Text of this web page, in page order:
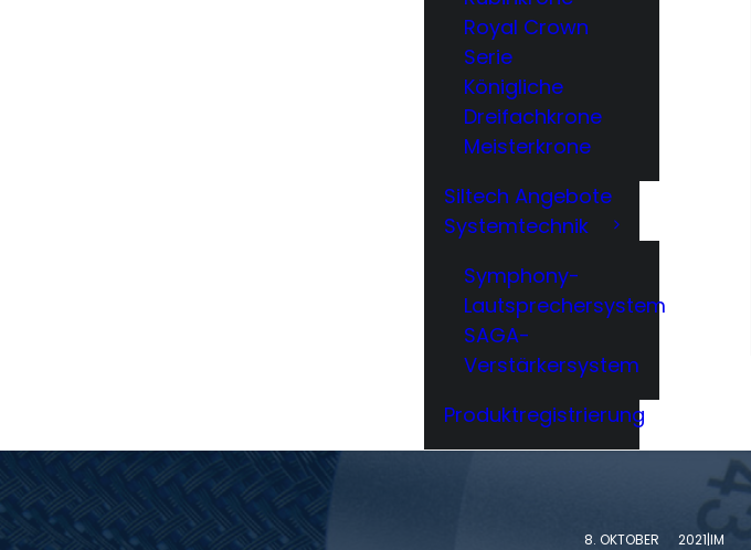
Royal Crown
Serie
Königliche
Dreifachkrone
Meisterkrone
Siltech Angebote
Systemtechnik
Symphony-
Lautsprechersystem
SAGA-
Verstärkersystem
Produktregistrierung
8. OKTOBER 2021|IM